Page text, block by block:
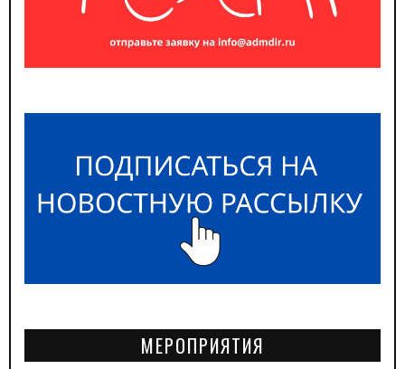
МЕРОПРИЯТИЯ